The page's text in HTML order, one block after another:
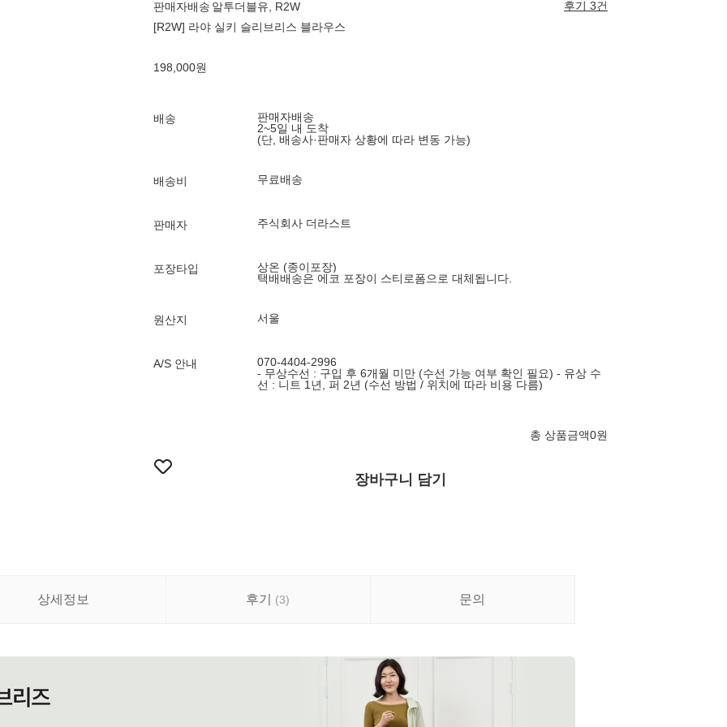
판매자배송 알투더블유, R2W
후기 3건
[R2W] 라야 실키 슬리브리스 블라우스
198,000원
배송
판매자배송
2~5일 내 도착
(단, 배송사·판매자 상황에 따라 변동 가능)
배송비 무료배송
판매자 주식회사 더라스트
포장타입
상온 (종이포장)
택배배송은 에코 포장이 스티로폼으로 대체됩니다.
원산지 서울
A/S 안내
070-4404-2996
- 무상수선 : 구입 후 6개월 미만 (수선 가능 여부 확인 필요) - 유상 수
선 : 니트 1년, 퍼 2년 (수선 방법 / 위치에 따라 비용 다름)
총 상품금액0원
장바구니 담기
상세정보 후기 (3) 문의